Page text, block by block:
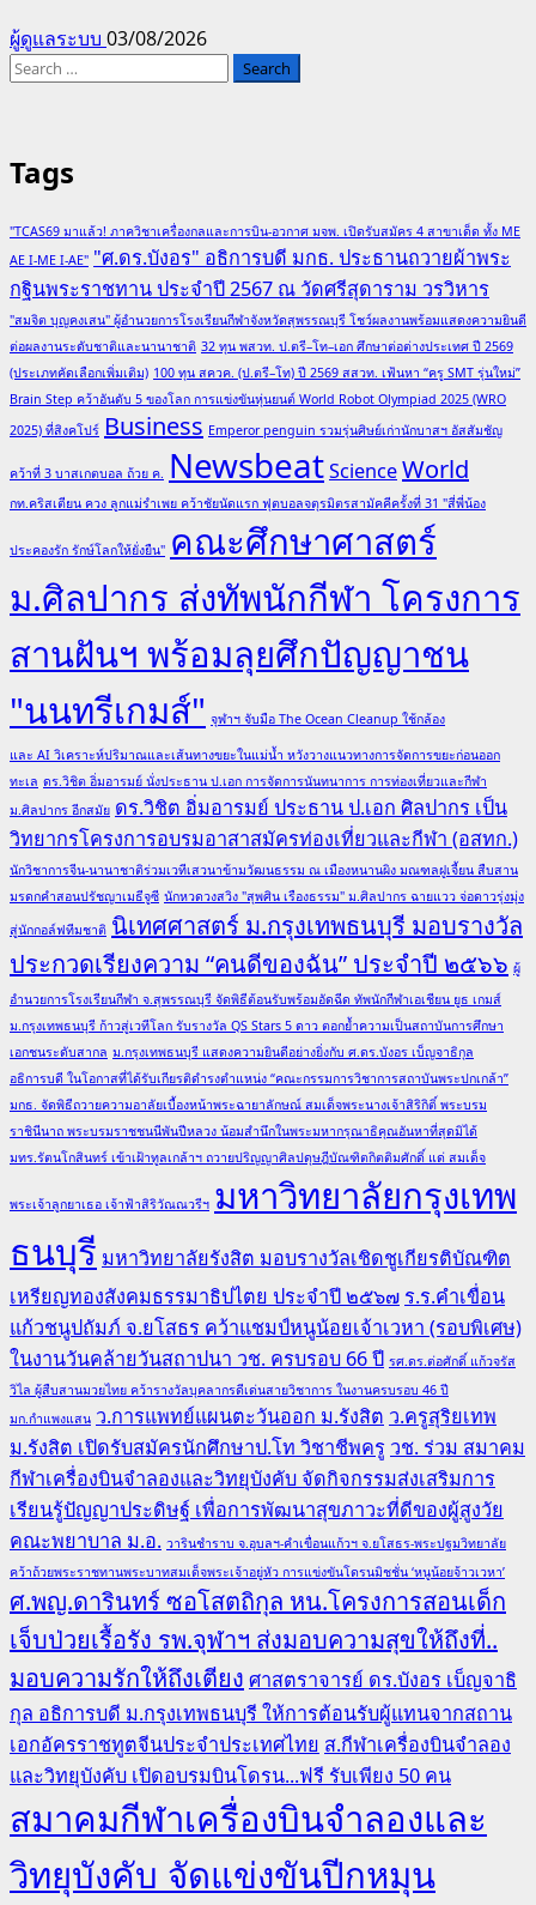
ผู้ดูแลระบบ 03/08/2026
Search
Tags
"TCAS69 มาแล้ว! ภาควิชาเครื่องกลและการบิน-อวกาศ มจพ. เปิดรับสมัคร 4 สาขาเด็ด ทั้ง ME
AE I-ME I-AE" "ศ.ดร.บังอร" อธิการบดี มกธ. ประธานถวายผ้าพระ
กฐินพระราชทาน ประจำปี 2567 ณ วัดศรีสุดาราม วรวิหาร
"สมจิต บุญคงเสน" ผู้อำนวยการโรงเรียนกีฬาจังหวัดสุพรรณบุรี โชว์ผลงานพร้อมแสดงความยินดี
ต่อผลงานระดับชาติและนานาชาติ 32 ทุน พสวท. ป.ตรี–โท–เอก ศึกษาต่อต่างประเทศ ปี 2569
(ประเภทคัดเลือกเพิ่มเติม) 100 ทุน สควค. (ป.ตรี–โท) ปี 2569 สสวท. เฟ้นหา “ครู SMT รุ่นใหม่”
Brain Step คว้าอันดับ 5 ของโลก การแข่งขันหุ่นยนต์ World Robot Olympiad 2025 (WRO
2025) ที่สิงคโปร์ Business Emperor penguin รวมรุ่นศิษย์เก่านักบาสฯ อัสสัมชัญ
คว้าที่ 3 บาสเกตบอล ถ้วย ค. NewsbeatScienceWorld
กท.คริสเตียน ควง ลูกแม่รำเพย คว้าชัยนัดแรก ฟุตบอลจตุรมิตรสามัคคีครั้งที่ 31 "สี่พี่น้อง
ประคองรัก รักษ์โลกให้ยั่งยืน" คณะศึกษาศาสตร์
ม.ศิลปากร ส่งทัพนักกีฬา โครงการ
สานฝันฯ พร้อมลุยศึกปัญญาชน
"นนทรีเกมส์" จุฬาฯ จับมือ The Ocean Cleanup ใช้กล้อง
และ AI วิเคราะห์ปริมาณและเส้นทางขยะในแม่น้ำ หวังวางแนวทางการจัดการขยะก่อนออก
ทะเล ดร.วิชิต อิ่มอารมย์ นั่งประธาน ป.เอก การจัดการนันทนาการ การท่องเที่ยวและกีฬา
ม.ศิลปากร อีกสมัย ดร.วิชิต อิ่มอารมย์ ประธาน ป.เอก ศิลปากร เป็น
วิทยากรโครงการอบรมอาสาสมัครท่องเที่ยวและกีฬา (อสทก.)
นักวิชาการจีน-นานาชาติร่วมเวทีเสวนาข้ามวัฒนธรรม ณ เมืองหนานผิง มณฑลฝูเจี้ยน สืบสาน
มรดกคำสอนปรัชญาเมธีจูซี นักหวดวงสวิง "สุพศิน เรืองธรรม" ม.ศิลปากร ฉายแวว จ่อดาวรุ่งมุ่ง
สู่นักกอล์ฟทีมชาติ นิเทศศาสตร์ ม.กรุงเทพธนบุรี มอบรางวัล
ประกวดเรียงความ “คนดีของฉัน” ประจำปี ๒๕๖๖ ผู้
อำนวยการโรงเรียนกีฬา จ.สุพรรณบุรี จัดพิธีต้อนรับพร้อมอัดฉีด ทัพนักกีฬาเอเชียน ยูธ เกมส์
ม.กรุงเทพธนบุรี ก้าวสู่เวทีโลก รับรางวัล QS Stars 5 ดาว ตอกย้ำความเป็นสถาบันการศึกษา
เอกชนระดับสากล ม.กรุงเทพธนบุรี แสดงความยินดีอย่างยิ่งกับ ศ.ดร.บังอร เบ็ญจาธิกุล
อธิการบดี ในโอกาสที่ได้รับเกียรติดำรงตำแหน่ง “คณะกรรมการวิชาการสถาบันพระปกเกล้า”
มกธ. จัดพิธีถวายความอาลัยเบื้องหน้าพระฉายาลักษณ์ สมเด็จพระนางเจ้าสิริกิติ์ พระบรม
ราชินีนาถ พระบรมราชชนนีพันปีหลวง น้อมสำนึกในพระมหากรุณาธิคุณอันหาที่สุดมิได้
มทร.รัตนโกสินทร์ เข้าเฝ้าทูลเกล้าฯ ถวายปริญญาศิลปดุษฎีบัณฑิตกิตติมศักดิ์ แด่ สมเด็จ
พระเจ้าลูกยาเธอ เจ้าฟ้าสิริวัณณวรีฯ มหาวิทยาลัยกรุงเทพ
ธนบุรี มหาวิทยาลัยรังสิต มอบรางวัลเชิดชูเกียรติบัณฑิต
เหรียญทองสังคมธรรมาธิปไตย ประจำปี ๒๕๖๗ ร.ร.คำเขื่อน
แก้วชนูปถัมภ์ จ.ยโสธร คว้าแชมป์หนูน้อยเจ้าเวหา (รอบพิเศษ)
ในงานวันคล้ายวันสถาปนา วช. ครบรอบ 66 ปี รศ.ดร.ต่อศักดิ์ แก้วจรัส
วิไล ผู้สืบสานมวยไทย คว้ารางวัลบุคลากรดีเด่นสายวิชาการ ในงานครบรอบ 46 ปี
มก.กำแพงแสน ว.การแพทย์แผนตะวันออก ม.รังสิต ว.ครูสุริยเทพ
ม.รังสิต เปิดรับสมัครนักศึกษาป.โท วิชาชีพครู วช. ร่วม สมาคม
กีฬาเครื่องบินจำลองและวิทยุบังคับ จัดกิจกรรมส่งเสริมการ
เรียนรู้ปัญญาประดิษฐ์ เพื่อการพัฒนาสุขภาวะที่ดีของผู้สูงวัย
คณะพยาบาล ม.อ. วารินชำราบ จ.อุบลฯ-คำเขื่อนแก้วฯ จ.ยโสธร-พระปฐมวิทยาลัย
คว้าถ้วยพระราชทานพระบาทสมเด็จพระเจ้าอยู่หัว การแข่งขันโดรนมิชชั่น ‘หนูน้อยจ้าวเวหา’
ศ.พญ.ดารินทร์ ซอโสตถิกุล หน.โครงการสอนเด็ก
เจ็บป่วยเรื้อรัง รพ.จุฬาฯ ส่งมอบความสุขให้ถึงที่..
มอบความรักให้ถึงเตียง ศาสตราจารย์ ดร.บังอร เบ็ญจาธิ
กุล อธิการบดี ม.กรุงเทพธนบุรี ให้การต้อนรับผู้แทนจากสถาน
เอกอัครราชทูตจีนประจำประเทศไทย ส.กีฬาเครื่องบินจำลอง
และวิทยุบังคับ เปิดอบรมบินโดรน...ฟรี รับเพียง 50 คน
สมาคมกีฬาเครื่องบินจำลองและ
วิทยุบังคับ จัดแข่งขันปีกหมุน